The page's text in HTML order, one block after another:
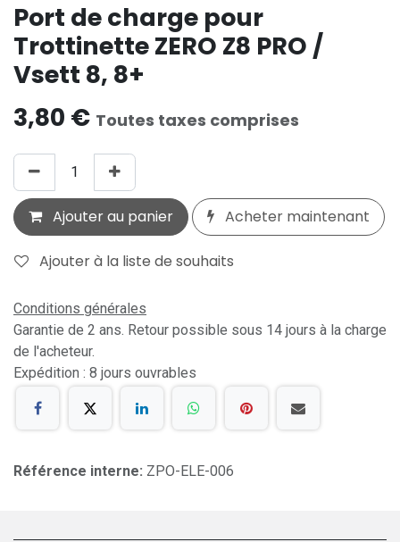
Port de charge pour
Trottinette ZERO Z8 PRO /
Vsett 8, 8+
3,80 € Toutes taxes comprises
Ajouter au panier Acheter maintenant
Ajouter à la liste de souhaits
Conditions générales
Garantie de 2 ans. Retour possible sous 14 jours à la charge
de l'acheteur.
Expédition : 8 jours ouvrables
Référence interne: ZPO-ELE-006